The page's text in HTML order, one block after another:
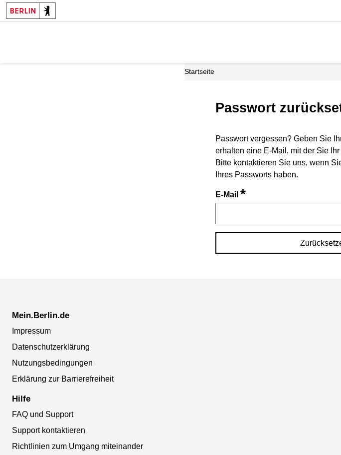
Startseite
Passwort
Passwort vergessen? Geben Sie
erhalten eine E-Mail, mit der Sie
Bitte kontaktieren Sie uns, wenn
Ihres Passworts haben.
E-Mail *
Mein.Berlin.de
Impressum
Datenschutzerklärung
Nutzungsbedingungen
Erklärung zur Barrierefreiheit
Hilfe
FAQ und Support
Support kontaktieren
Richtlinien zum Umgang miteinander